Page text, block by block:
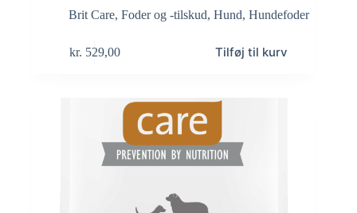
Brit Care,Foder og -tilskud,Hund,Hundefoder
kr. 529,00 Tilføj til kurv